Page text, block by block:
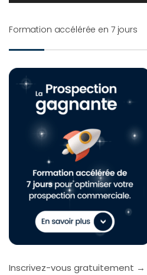
Formation accélérée en 7 jours
Inscrivez-vous gratuitement →